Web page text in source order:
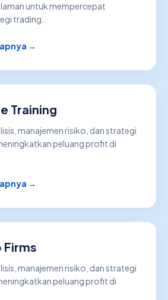
untuk mempercepat
trading.
→
Training
manajemen risiko, dan strategi
peluang profit di
→
Firms
manajemen risiko, dan strategi
peluang profit di